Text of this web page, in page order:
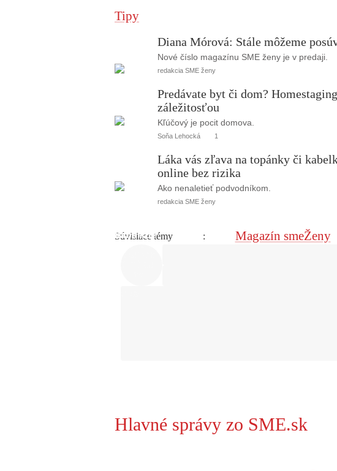
Tipy
Diana Mórová: Stále môžeme
Nové číslo magazínu SME ženy je v predaji.
redakcia SME ženy
Predávate byt či dom?
záležitosťou
Kľúčový je pocit domova.
Soňa Lehocká 1
Láka vás zľava na topánky či
online bez rizika
Ako nenaletieť podvodníkom.
redakcia SME ženy
Súvisiace témy : Magazín smeŽeny
Hlavné správy zo SME.sk